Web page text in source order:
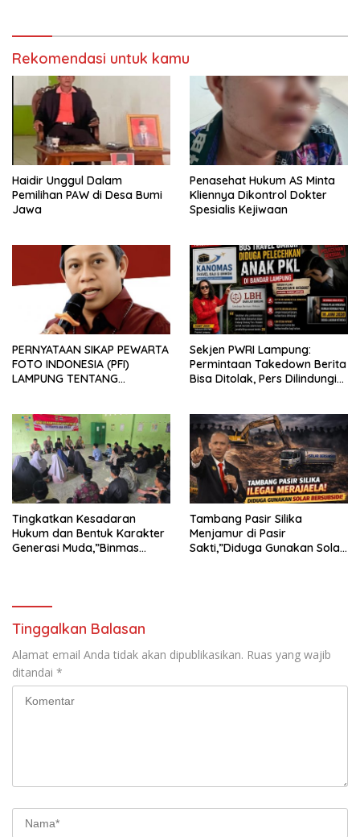
Rekomendasi untuk kamu
Haidir Unggul Dalam
Pemilihan PAW di Desa Bumi
Jawa
Penasehat Hukum AS Minta
Kliennya Dikontrol Dokter
Spesialis Kejiwaan
PERNYATAAN SIKAP PEWARTA
FOTO INDONESIA (PFI)
LAMPUNG TENTANG
TERHADAP JURNALIS DI
PENGADILAN NEGERI
TANJUNG KARANG.
Sekjen PWRI Lampung:
Permintaan Takedown Berita
Bisa Ditolak, Pers Dilindungi
Tingkatkan Kesadaran
Hukum dan Bentuk Karakter
Generasi Muda,”Binmas
Tambang Pasir Silika
Menjamur di Pasir
Sakti,”Diduga Gunakan Solar
Tinggalkan Balasan
Alamat email Anda tidak akan dipublikasikan. Ruas yang wajib
ditandai *